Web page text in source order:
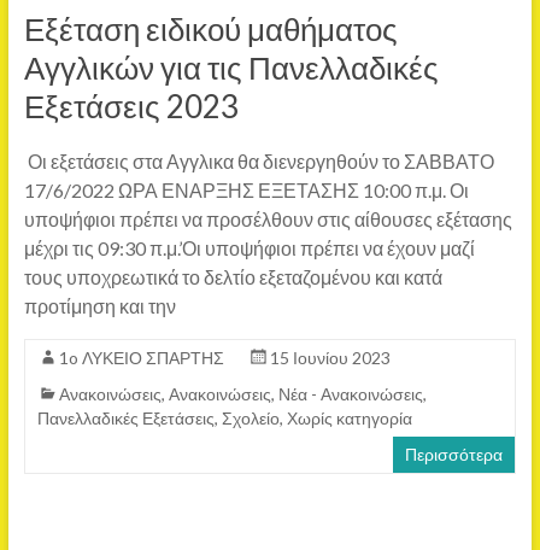
Εξέταση ειδικού μαθήματος
Αγγλικών για τις Πανελλαδικές
Εξετάσεις 2023
Οι εξετάσεις στα Αγγλικα θα διενεργηθούν το ΣΑΒΒΑΤΟ
17/6/2022 ΩΡΑ ΕΝΑΡΞΗΣ ΕΞΕΤΑΣΗΣ 10:00 π.μ. Οι
υποψήφιοι πρέπει να προσέλθουν στις αίθουσες εξέτασης
μέχρι τις 09:30 π.μ.’Οι υποψήφιοι πρέπει να έχουν μαζί
τους υποχρεωτικά το δελτίο εξεταζομένου και κατά
προτίμηση και την
1o ΛΥΚΕΙΟ ΣΠΑΡΤΗΣ
15 Ιουνίου 2023
Ανακοινώσεις, Ανακοινώσεις, Νέα - Ανακοινώσεις,
Πανελλαδικές Εξετάσεις, Σχολείο, Χωρίς κατηγορία
Περισσότερα